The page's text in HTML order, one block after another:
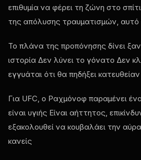
επιθυμία να φέρει τη ζώνη στο
της απόλυσης τραυματισμών, αυτό
Το πλάνα της προπόνησης δίνει
ιστορία Δεν λύνει το γόνατο Δεν
εγγυάται ότι θα πηδήξει
Για UFC , ο Ραχμόνοφ παραμένει
είναι υγιής Είναι αήττητος,
εξακολουθεί να κουβαλάει την
κανείς